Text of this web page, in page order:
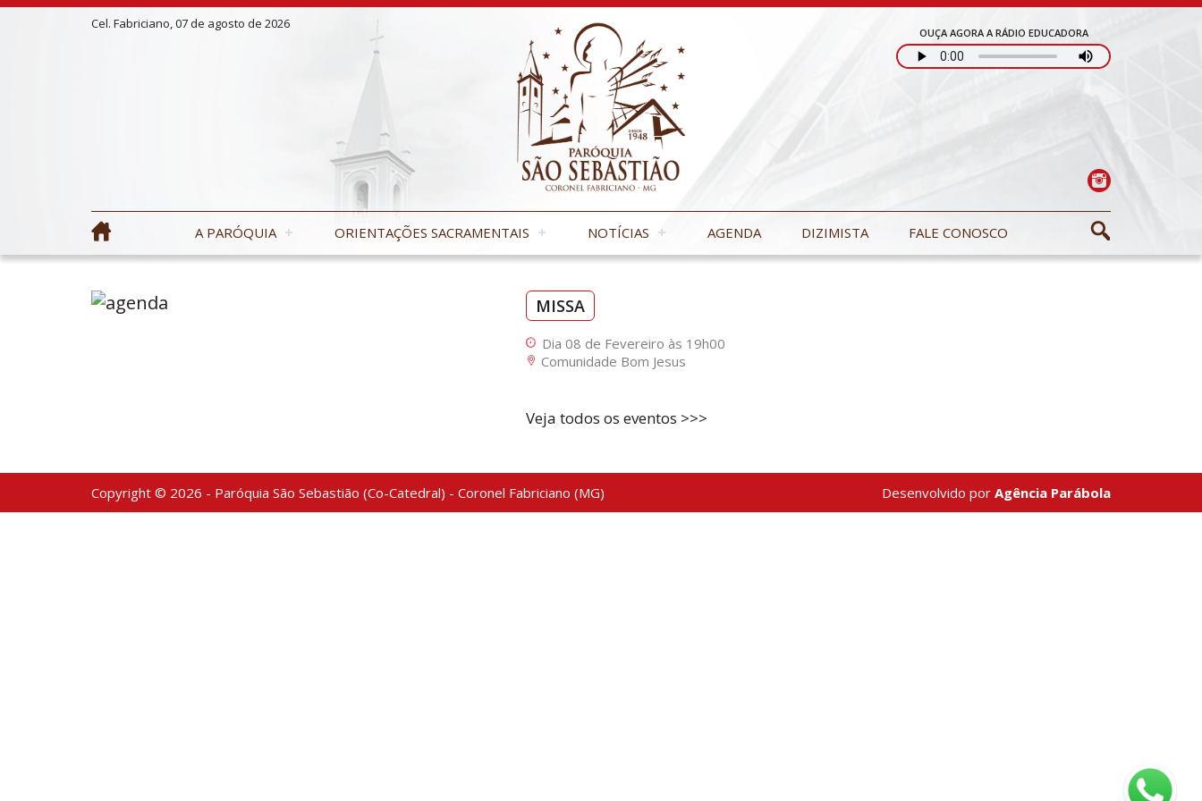
Cel. Fabriciano, 07 de agosto de 2026
OUÇA AGORA A RÁDIO EDUCADORA
A PARÓQUIA ORIENTAÇÕES SACRAMENTAIS NOTÍCIAS AGENDA DIZIMISTA FALE CONOSCO
MISSA
Dia 08 de Fevereiro às 19h00
Comunidade Bom Jesus
Veja todos os eventos >>>
Copyright © 2026 - Paróquia São Sebastião (Co-Catedral) - Coronel Fabriciano (MG) Desenvolvido por Agência Parábola